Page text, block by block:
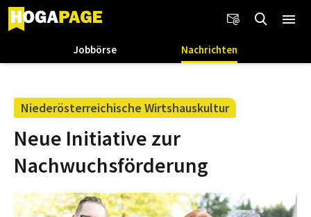
Jobbörse Nachrichten
Niederösterreichische Wirtshauskultur
Neue Initiative zur
Nachwuchsförderung